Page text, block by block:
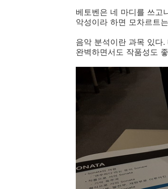
베토벤은 네 마디를 쓰고
악성이라 하면 모차르트
음악 분석이란 과목 있다
완벽하면서도 작품성도